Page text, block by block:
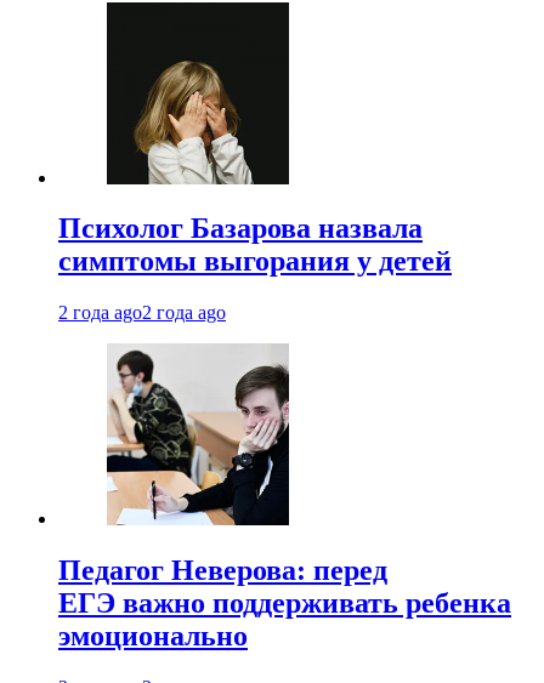
Психолог Базарова назвала
симптомы выгорания у детей
2 года ago2 года ago
Педагог Неверова: перед
ЕГЭ важно поддерживать ребенка
эмоционально